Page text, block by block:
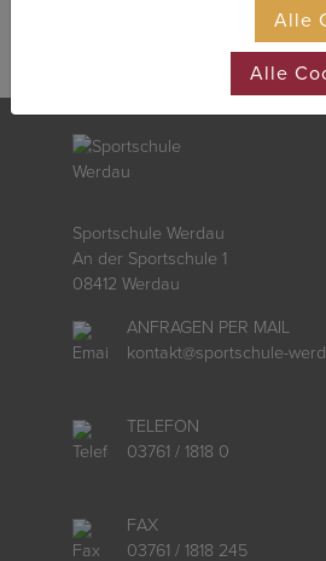
Sportschule Werdau
An der Sportschule 1
08412 Werdau
ANFRAGEN PER MAIL
kontakt@sportschule-
TELEFON
03761 / 1818 0
FAX
03761 / 1818 245
Alle
Alle